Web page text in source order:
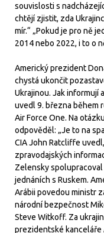
souvislosti s
chtějí zjistit, zda
mír.“ „Pokud je pro ně
2014 nebo 2022, i to o
Americký prezident
chystá ukončit
Ukrajinou. Jak informují
uvedl 9. března během
Air Force One. Na
odpověděl: „Je to na
CIA John Ratcliffe
zpravodajských
Zelensky
jednáních s Ruskem.
Arábii povedou ministr
národní bezpečnost
Steve Witkoff. Za
prezidentské kanceláře